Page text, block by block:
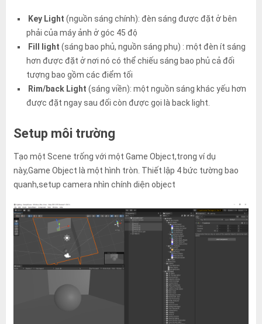
Key Light (nguồn sáng chính): đèn sáng được đặt ở bên
phải của máy ảnh ở góc 45 độ
Fill light (sáng bao phủ, nguồn sáng phụ) : một đèn ít sáng
hơn được đặt ở nơi nó có thể chiếu sáng bao phủ cả đối
tượng bao gồm các điểm tối
Rim/back Light (sáng viền): một nguồn sáng khác yếu hơn
được đặt ngay sau đối còn được gọi là back light.
Setup môi trường
Tạo một Scene trống với một Game Object,trong ví dụ
này,Game Object là một hình tròn. Thiết lập 4 bức tường bao
quanh,setup camera nhìn chính diện object